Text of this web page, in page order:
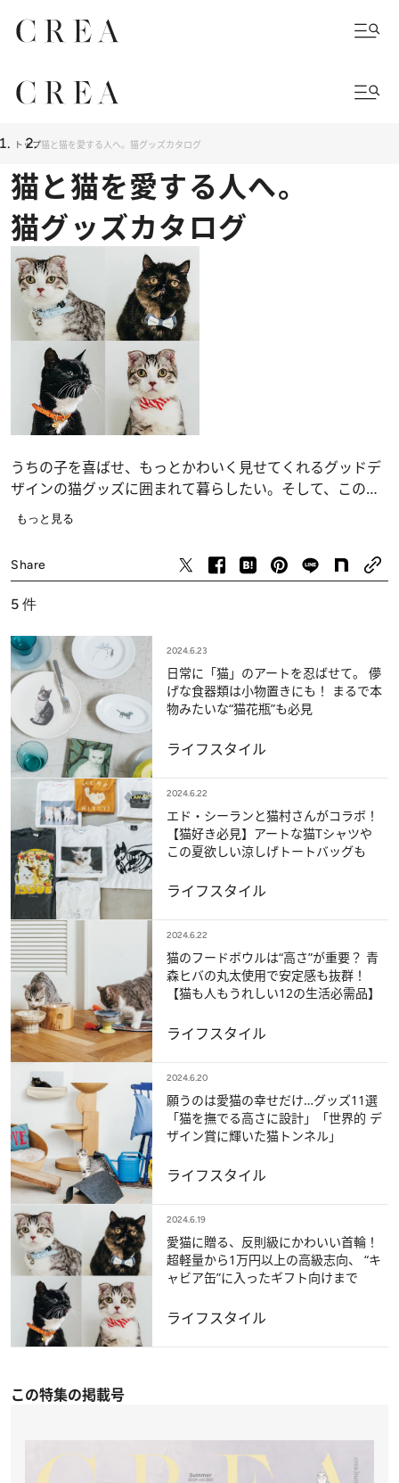
トップ猫と猫を愛する人へ。猫グッズカタログ
猫と猫を愛する人へ。
猫グッズカタログ
うちの子を喜ばせ、もっとかわいく見せてくれるグッドデ
ザインの猫グッズに囲まれて暮らしたい。そして、この夏
は猫好きを盛大にアピールできる猫アイテムでおしゃれを
もっと見る
Share
5 件
2024.6.23
日常に「猫」のアートを忍ばせて。 儚
げな食器類は小物置きにも！ まるで本
物みたいな“猫花瓶”も必見
ライフスタイル
2024.6.22
エド・シーランと猫村さんがコラボ！
【猫好き必見】アートな猫Tシャツや
この夏欲しい涼しげトートバッグも
ライフスタイル
2024.6.22
猫のフードボウルは“高さ”が重要？ 青
森ヒバの丸太使用で安定感も抜群！
【猫も人もうれしい12の生活必需品】
ライフスタイル
2024.6.20
願うのは愛猫の幸せだけ…グッズ11選
「猫を撫でる高さに設計」「世界的 デ
ザイン賞に輝いた猫トンネル」
ライフスタイル
2024.6.19
愛猫に贈る、反則級にかわいい首輪！
超軽量から1万円以上の高級志向、 “キ
ャビア缶”に入ったギフト向けまで
ライフスタイル
この特集の掲載号